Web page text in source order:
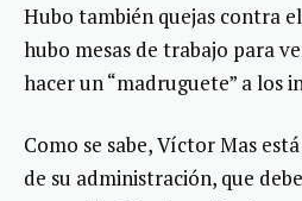
Hubo también quejas contra
hubo mesas de trabajo para
hacer un “madruguete” a los
Como se sabe, Víctor Mas
de su administración, que